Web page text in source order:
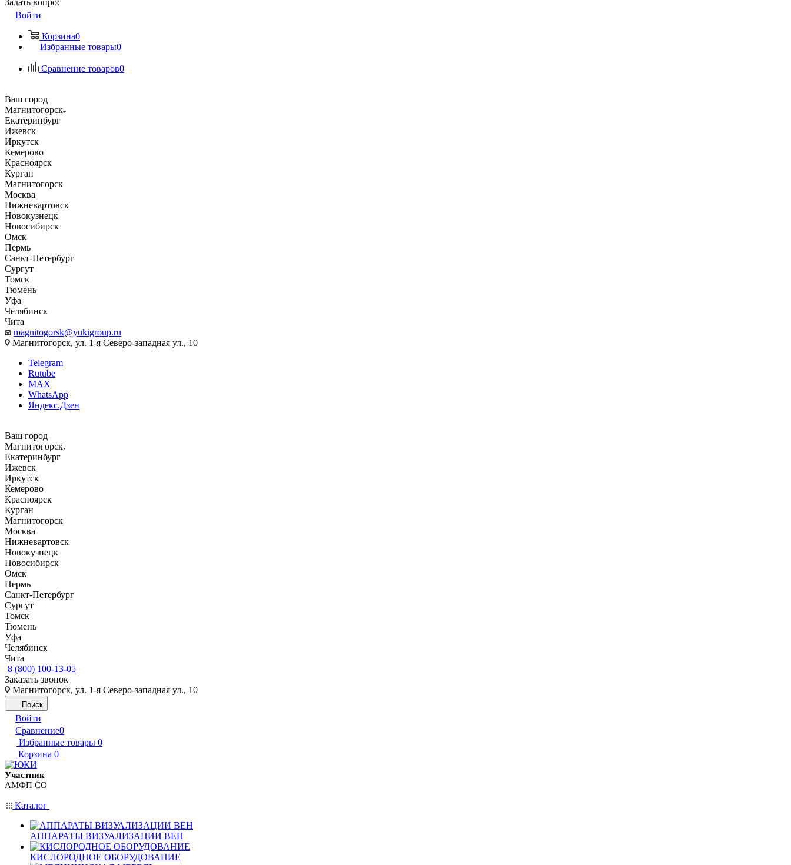
Задать вопрос
Войти
Корзина0
Избранные товары0
Сравнение товаров0
Ваш город
Магнитогорск
Екатеринбург
Ижевск
Иркутск
Кемерово
Красноярск
Курган
Магнитогорск
Москва
Нижневартовск
Новокузнецк
Новосибирск
Омск
Пермь
Санкт-Петербург
Сургут
Томск
Тюмень
Уфа
Челябинск
Чита
magnitogorsk@yukigroup.ru
Магнитогорск, ул. 1-я Северо-западная ул., 10
Telegram
Rutube
MAX
WhatsApp
Яндекс.Дзен
Ваш город
Магнитогорск
Екатеринбург
Ижевск
Иркутск
Кемерово
Красноярск
Курган
Магнитогорск
Москва
Нижневартовск
Новокузнецк
Новосибирск
Омск
Пермь
Санкт-Петербург
Сургут
Томск
Тюмень
Уфа
Челябинск
Чита
8 (800) 100-13-05
Заказать звонок
Магнитогорск, ул. 1-я Северо-западная ул., 10
Поиск
Войти
Сравнение0
Избранные товары 0
Корзина 0
Участник
АМФП СО
Каталог
АППАРАТЫ ВИЗУАЛИЗАЦИИ ВЕН
КИСЛОРОДНОЕ ОБОРУДОВАНИЕ